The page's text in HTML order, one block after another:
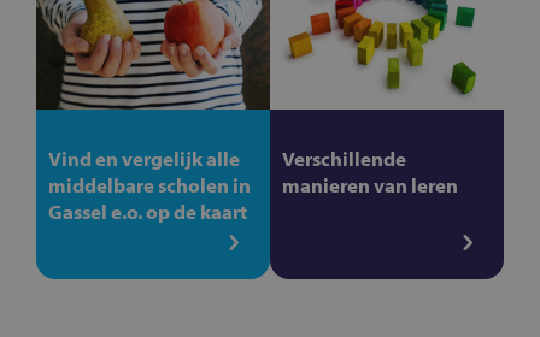
Vind en vergelijk alle
middelbare scholen in
Gassel e.o. op de kaart
Verschillende
manieren van leren